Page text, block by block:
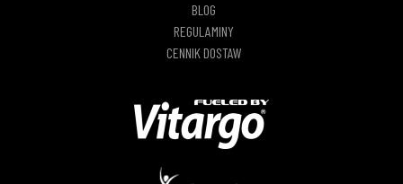
BLOG
REGULAMINY
CENNIK DOSTAW